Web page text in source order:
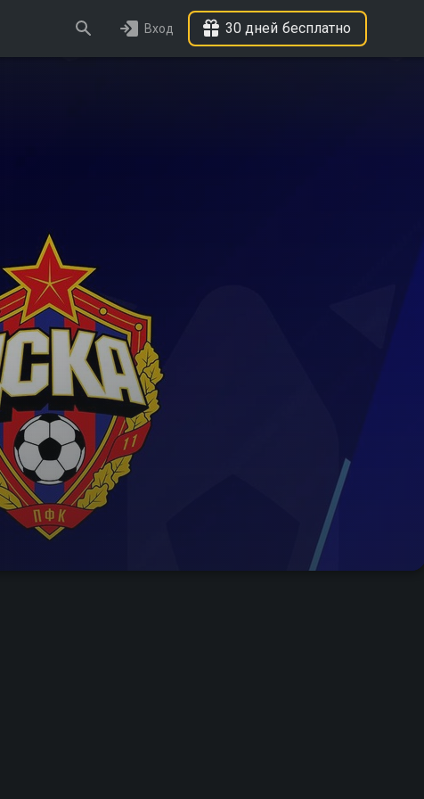
Вход 30 дней бесплатно